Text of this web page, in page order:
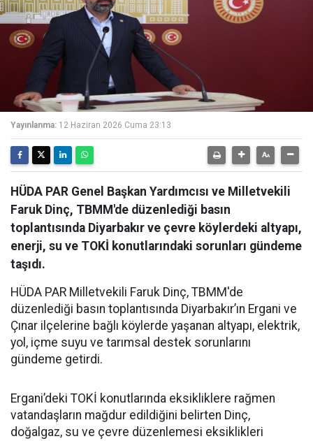
Yayınlanma: 12 Haziran 2026 Cuma 23:13
HÜDA PAR Genel Başkan Yardımcısı ve Milletvekili
Faruk Dinç, TBMM'de düzenlediği basın
toplantısında Diyarbakır ve çevre köylerdeki altyapı,
enerji, su ve TOKİ konutlarındaki sorunları gündeme
taşıdı.
HÜDA PAR Milletvekili Faruk Dinç, TBMM'de
düzenlediği basın toplantısında Diyarbakır’ın Ergani ve
Çınar ilçelerine bağlı köylerde yaşanan altyapı, elektrik,
yol, içme suyu ve tarımsal destek sorunlarını
gündeme getirdi.
Ergani’deki TOKİ konutlarında eksikliklere rağmen
vatandaşların mağdur edildiğini belirten Dinç,
doğalgaz, su ve çevre düzenlemesi eksiklikleri